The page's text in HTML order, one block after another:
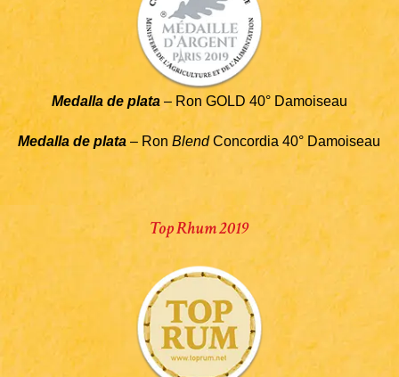
Medalla de plata– Ron GOLD 40° Damoiseau
Medalla de plata – RonBlendConcordia 40° Damoiseau
Top Rhum 2019